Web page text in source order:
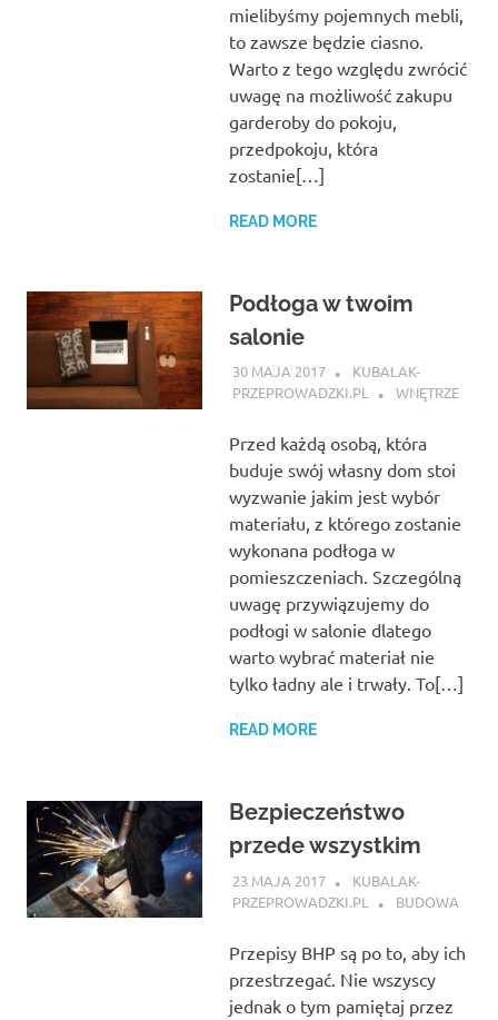
mielibyśmy pojemnych mebli,
to zawsze będzie ciasno.
Warto z tego względu zwrócić
uwagę na możliwość zakupu
garderoby do pokoju,
przedpokoju, która
zostanie[…]
READ MORE
Podłoga w twoim
salonie
30 MAJA 2017
KUBALAK-
PRZEPROWADZKI.PL
WNĘTRZE
Przed każdą osobą, która
buduje swój własny dom stoi
wyzwanie jakim jest wybór
materiału, z którego zostanie
wykonana podłoga w
pomieszczeniach. Szczególną
uwagę przywiązujemy do
podłogi w salonie dlatego
warto wybrać materiał nie
tylko ładny ale i trwały. To[…]
READ MORE
Bezpieczeństwo
przede wszystkim
23 MAJA 2017
KUBALAK-
PRZEPROWADZKI.PL
BUDOWA
Przepisy BHP są po to, aby ich
przestrzegać. Nie wszyscy
jednak o tym pamiętaj przez